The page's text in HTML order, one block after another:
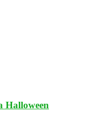
Halloween